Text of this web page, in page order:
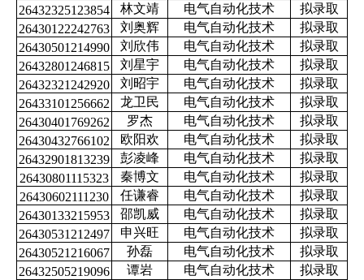
26432325123854
林文靖 电气自动化技术
拟录取
26430122242763
刘奥辉 电气自动化技术
拟录取
26430501214990
刘欣伟 电气自动化技术
拟录取
26432801246815
刘星宇 电气自动化技术
拟录取
26432321242920
刘昭宇 电气自动化技术
拟录取
26433101256662
龙卫民 电气自动化技术
拟录取
26430401769262
罗杰 电气自动化技术
拟录取
26430432766102
欧阳欢 电气自动化技术
拟录取
26432901813239
彭凌峰 电气自动化技术
拟录取
26430801115323
秦博文 电气自动化技术
拟录取
26430602111230
任谦睿 电气自动化技术
拟录取
26430133215953
邵凯威 电气自动化技术
拟录取
26430531212497
申兴旺 电气自动化技术
拟录取
26430521216067
孙磊 电气自动化技术
拟录取
26432505219096
谭岩 电气自动化技术
拟录取